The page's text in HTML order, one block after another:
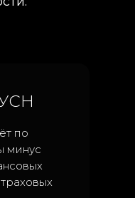
по
минус